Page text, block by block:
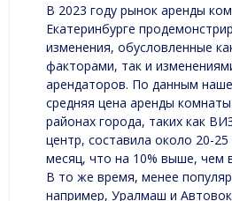
В 2023 году рынок аренды
Екатеринбурге
изменения, обусловленные
факторами, так и
арендаторов. По данным
средняя цена аренды
районах города, таких как
центр, составила около 20-
месяц, что на 10% выше, чем
В то же время, менее
например, Уралмаш и